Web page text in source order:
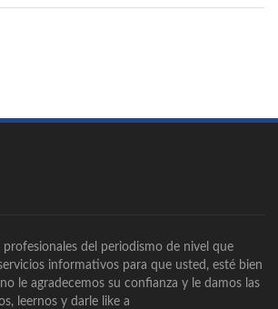
del periodismo de nivel que
informativos para que usted, esté bien
le agradecemos su confianza y le damos las
leernos y darle like a